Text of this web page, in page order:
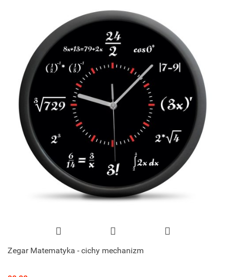
Zegar Matematyka - cichy mechanizm